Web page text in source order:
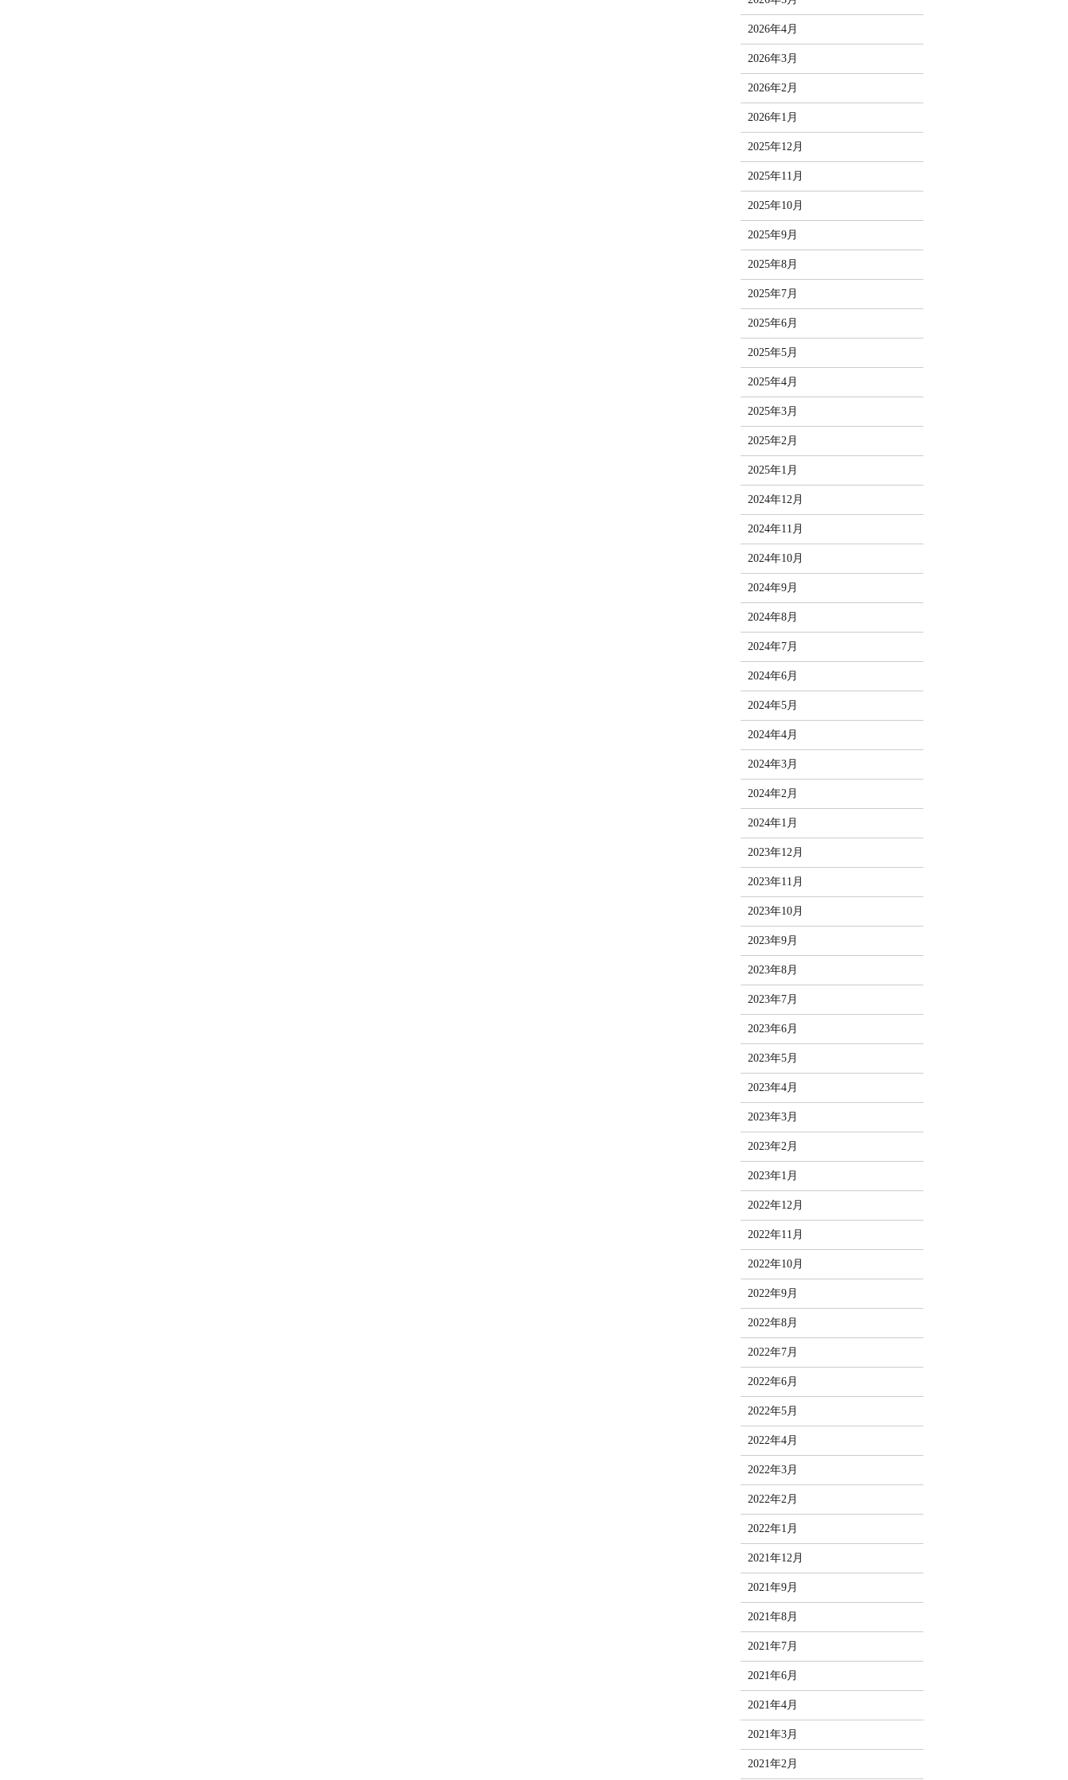
2026年4月
2026年3月
2026年2月
2026年1月
2025年12月
2025年11月
2025年10月
2025年9月
2025年8月
2025年7月
2025年6月
2025年5月
2025年4月
2025年3月
2025年2月
2025年1月
2024年12月
2024年11月
2024年10月
2024年9月
2024年8月
2024年7月
2024年6月
2024年5月
2024年4月
2024年3月
2024年2月
2024年1月
2023年12月
2023年11月
2023年10月
2023年9月
2023年8月
2023年7月
2023年6月
2023年5月
2023年4月
2023年3月
2023年2月
2023年1月
2022年12月
2022年11月
2022年10月
2022年9月
2022年8月
2022年7月
2022年6月
2022年5月
2022年4月
2022年3月
2022年2月
2022年1月
2021年12月
2021年9月
2021年8月
2021年7月
2021年6月
2021年4月
2021年3月
2021年2月